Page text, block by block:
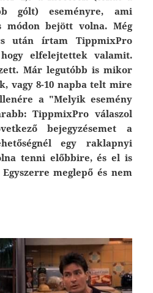
gólt) eseményre, ami
módon bejött volna. Még
után írtam TippmixPro
hogy elfelejtettek valamit.
Már legutóbb is mikor
vagy 8-10 napba telt mire
a "Melyik esemény
TippmixPro válaszol
bejegyzésemet a
egy raklapnyi
tenni előbbire, és el is
meglepő és nem